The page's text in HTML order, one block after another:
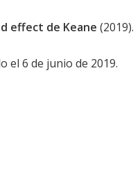
effect de Keane (2019).
el 6 de junio de 2019.